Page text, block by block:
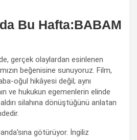
Bu Hafta:BABAM
gerçek olaylardan esinlenen
beğenisine sunuyoruz. Film,
oğul hikâyesi değil; aynı
ve hukukun egemenlerin elinde
silahına dönüştüğünü anlatan
götürüyor. İngiliz